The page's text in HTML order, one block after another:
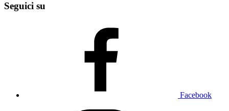
Seguici su
Facebook